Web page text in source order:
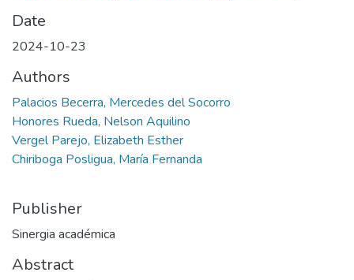
Date
2024-10-23
Authors
Palacios Becerra, Mercedes del Socorro
Honores Rueda, Nelson Aquilino
Vergel Parejo, Elizabeth Esther
Chiriboga Posligua, María Fernanda
Publisher
Sinergia académica
Abstract